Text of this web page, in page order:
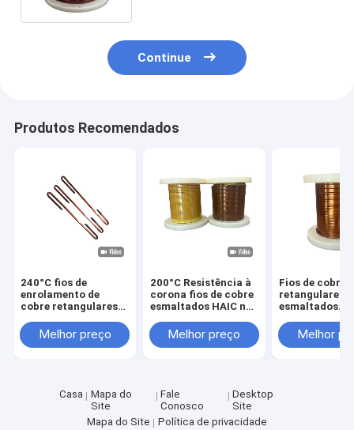
Continue
Produtos Recomendados
240°C fios de
enrolamento de
cobre retangulares
240°C para boa
resistência ao calor
Melhor preço
200°C Resistência à
corona fios de cobre
esmaltados HAIC no
motor de
acionamento para
motores
Melhor preço
Fios de cobre
retangulares
esmaltados
HEVW-240C
em
Melhor
Casa
Mapa do
Site
Fale
Conosco
Desktop
Site
Mapa do Site
Política de privacidade